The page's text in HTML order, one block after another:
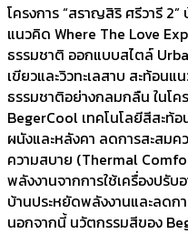
โครงการ “สราญสิริ ศรีวารี
แนวคิด Where The Love
ธรรมชาติ ออกแบบสไตล์
เขียวและวิวทะเลสาบ สะท้อน
ธรรมชาติอย่างกลมกลืน ในโ
BegerCool เทคโนโลยีสีสะ
ผนังและหลังคา ลดการสะสมค
ความสบาย (Thermal
พลังงานจากการใช้เครื่องปรั
บ้านประหยัดพลังงานและลดก
นอกจากนี้ นวัตกรรมสีของ